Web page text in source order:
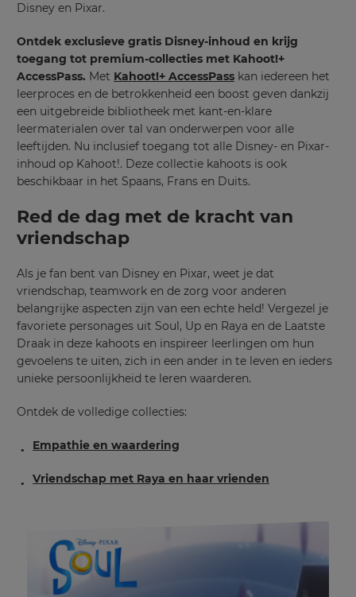
Disney en Pixar.
Ontdek exclusieve gratis Disney-inhoud en krijg
toegang tot premium-collecties met Kahoot!+
AccessPass. Met Kahoot!+ AccessPass kan iedereen het
leerproces en de betrokkenheid een boost geven dankzij
een uitgebreide bibliotheek met kant-en-klare
leermaterialen over tal van onderwerpen voor alle
leeftijden. Nu inclusief toegang tot alle Disney- en Pixar-
inhoud op Kahoot!. Deze collectie kahoots is ook
beschikbaar in het Spaans, Frans en Duits.
Red de dag met de kracht van
vriendschap
Als je fan bent van Disney en Pixar, weet je dat
vriendschap, teamwork en de zorg voor anderen
belangrijke aspecten zijn van een echte held! Vergezel je
favoriete personages uit Soul, Up en Raya en de Laatste
Draak in deze kahoots en inspireer leerlingen om hun
gevoelens te uiten, zich in een ander in te leven en ieders
unieke persoonlijkheid te leren waarderen.
Ontdek de volledige collecties:
Empathie en waardering
Vriendschap met Raya en haar vrienden